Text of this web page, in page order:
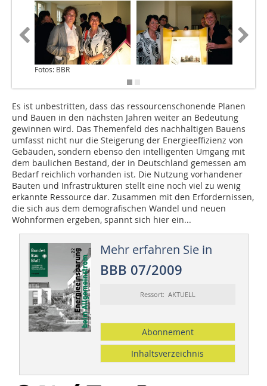
Fotos: BBR
Es ist unbestritten, dass das ressourcenschonende Planen
und Bauen in den nächsten Jahren weiter an Bedeutung
gewinnen wird. Das Themenfeld des nachhaltigen Bauens
umfasst nicht nur die Steigerung der Energieeffizienz von
Gebäuden, sondern ebenso den intelligenten Umgang mit
dem baulichen Bestand, der in Deutschland gemessen am
Bedarf reichlich vorhanden ist. Die Nutzung vorhandener
Bauten und Infrastrukturen stellt eine noch viel zu wenig
erkannte Ressource dar. Zusammen mit den Erfordernissen,
die sich aus dem demografischen Wandel und neuen
Wohnformen ergeben, spannt sich hier ein...
Mehr erfahren Sie in
BBB 07/2009
Ressort: AKTUELL
Abonnement
Inhaltsverzeichnis